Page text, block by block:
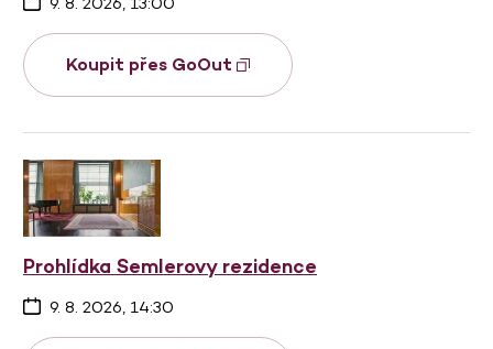
Koupit přes GoOut
Prohlídka Semlerovy rezidence
9. 8. 2026, 14:30